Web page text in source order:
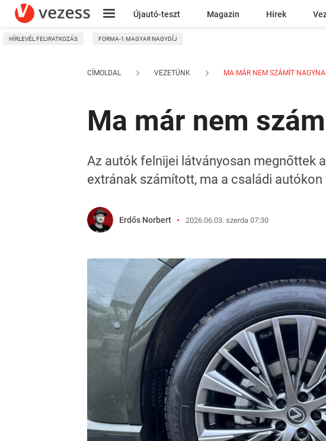
Újautó-teszt Magazin Hírek
Kresz
HÍRLEVÉL FELIRATKOZÁS FORMA-1 MAGYAR NAGYDÍJ
CÍMOLDAL VEZETÜNK MA MÁR NEM SZÁMÍT
Ma már nem
Az autók felnijei látványosan megnőttek
extrának számított, ma a családi autókon
Erdős Norbert 2026.06.03. szerda 07:30